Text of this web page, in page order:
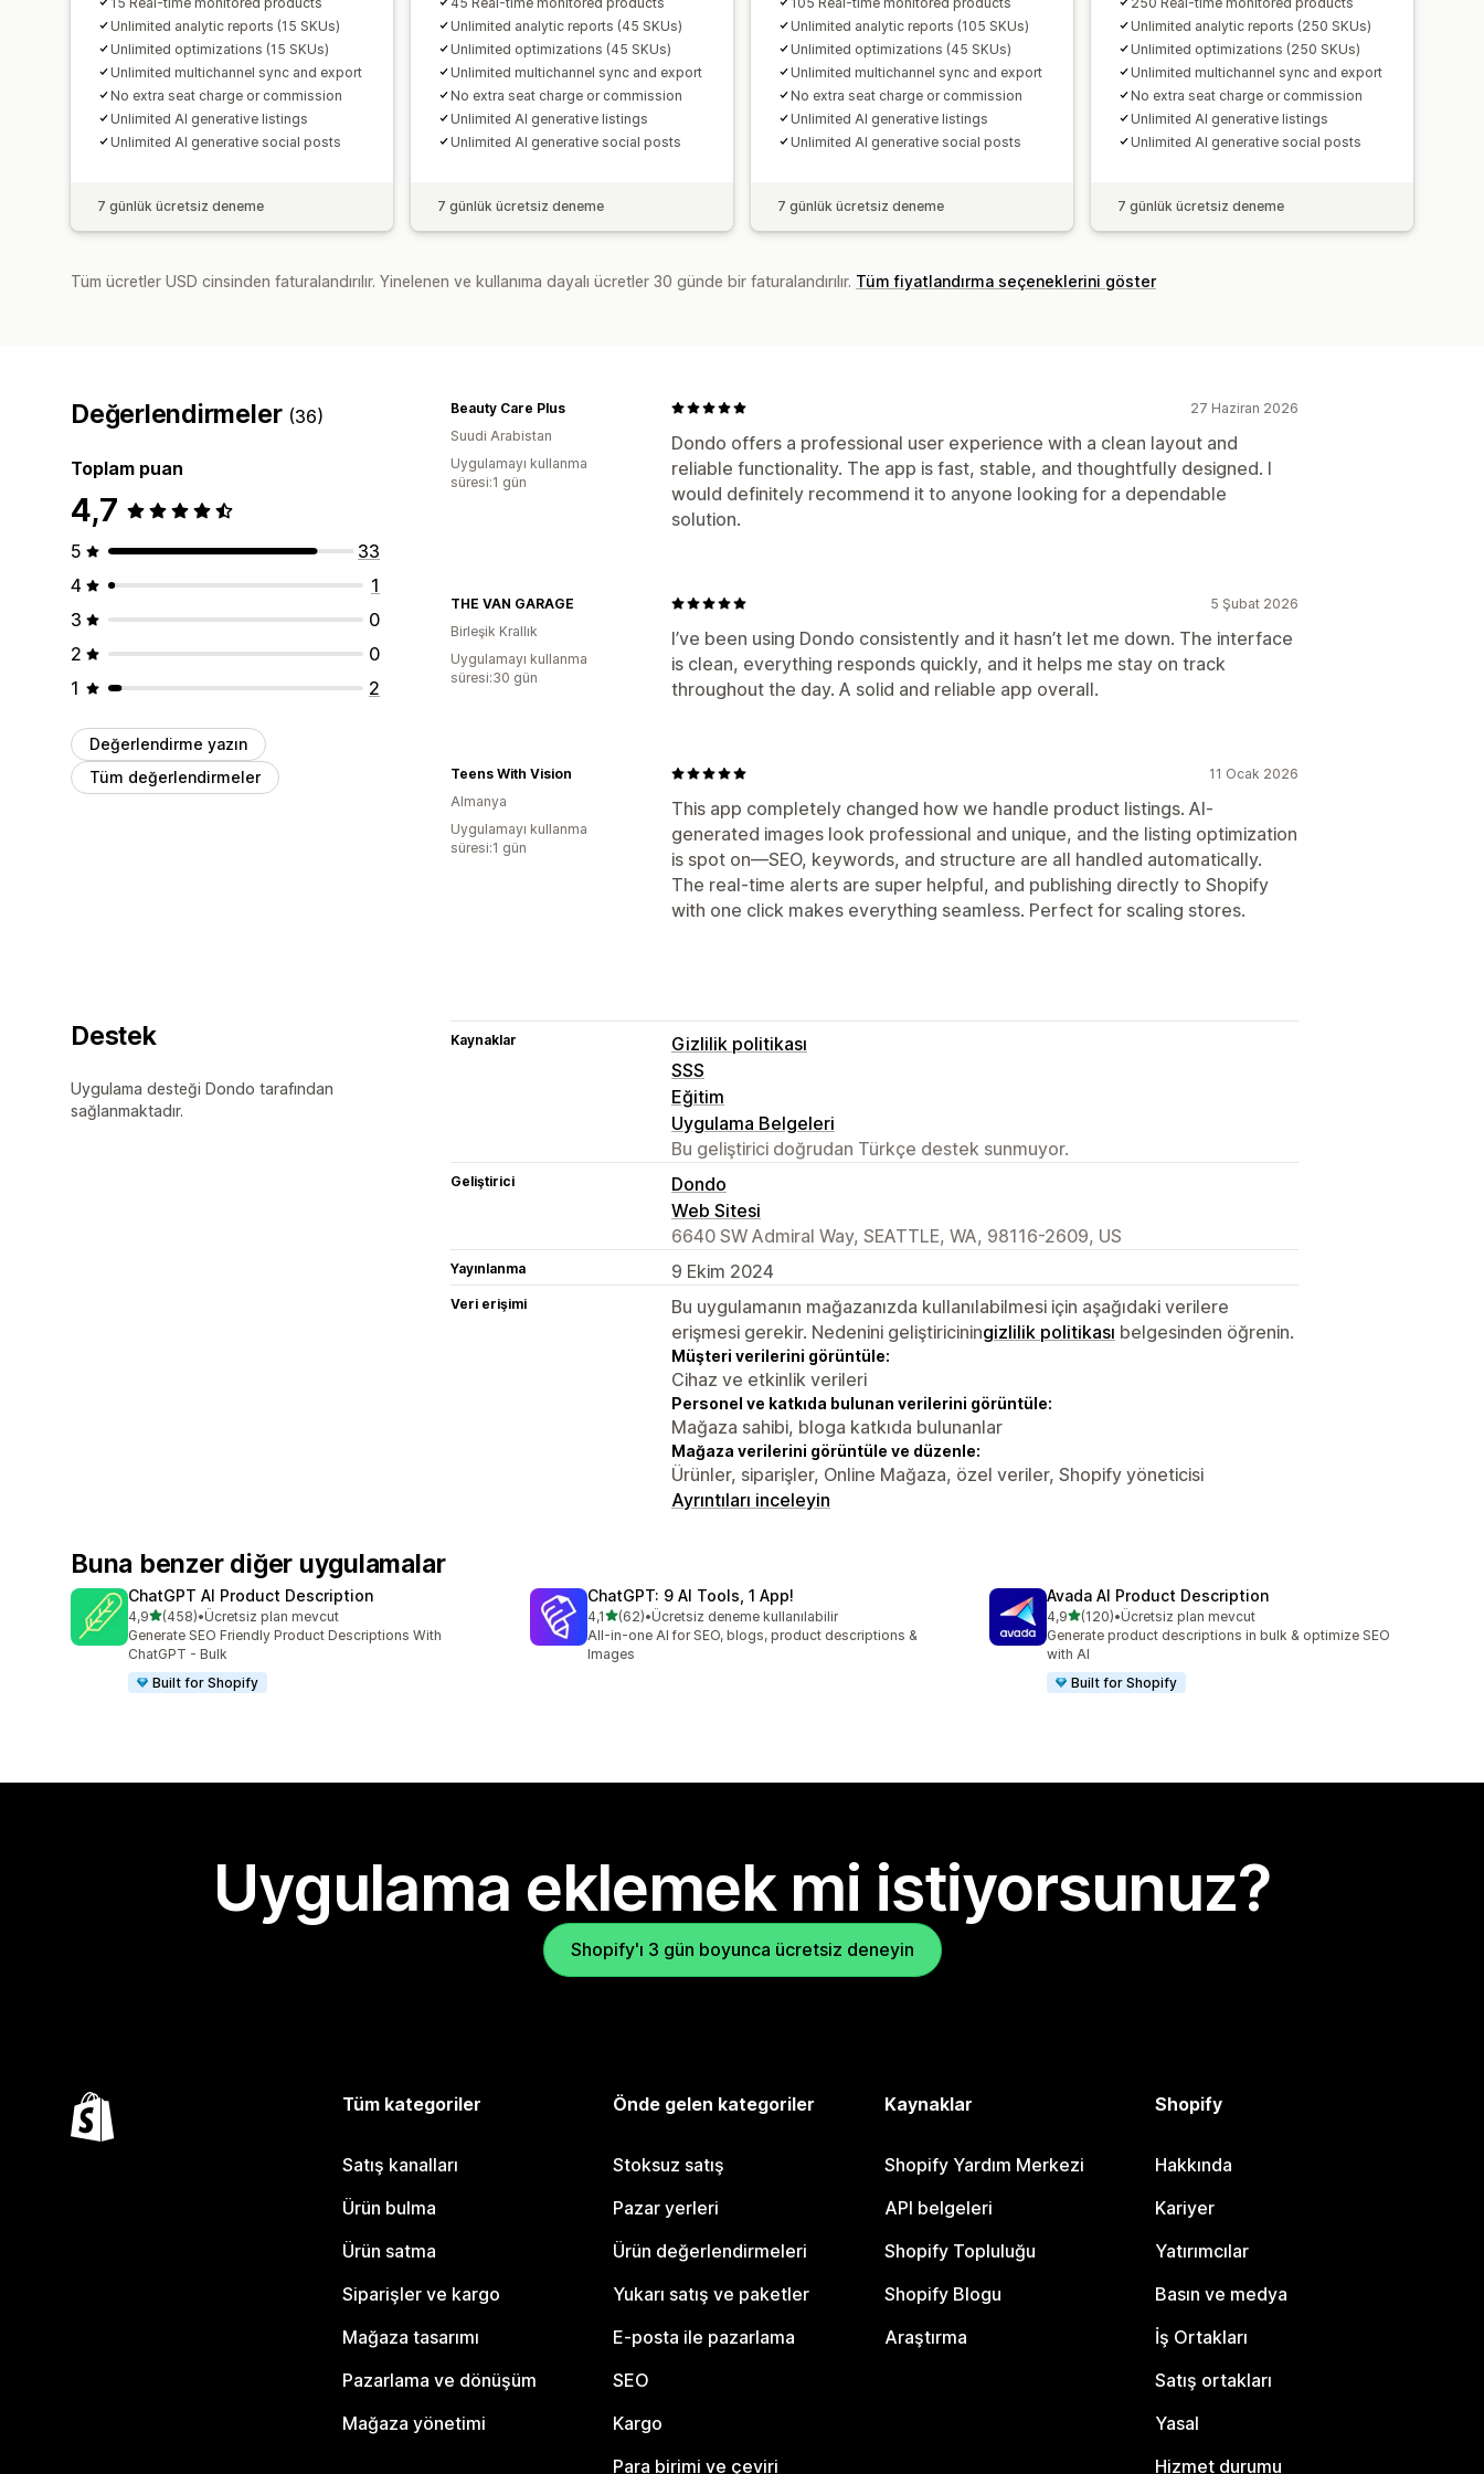
Unlimited analytic reports (15 SKUs)
Unlimited optimizations (15 SKUs)
Unlimited multichannel sync and export
No extra seat charge or commission
Unlimited AI generative listings
Unlimited AI generative social posts
7 günlük ücretsiz deneme
Unlimited analytic reports (45 SKUs)
Unlimited optimizations (45 SKUs)
Unlimited multichannel sync and export
No extra seat charge or commission
Unlimited AI generative listings
Unlimited AI generative social posts
7 günlük ücretsiz deneme
Unlimited analytic reports (105 SKUs)
Unlimited optimizations (45 SKUs)
Unlimited multichannel sync and export
No extra seat charge or commission
Unlimited AI generative listings
Unlimited AI generative social posts
7 günlük ücretsiz deneme
Unlimited analytic reports (250 SKUs)
Unlimited optimizations (250 SKUs)
Unlimited multichannel sync and export
No extra seat charge or commission
Unlimited AI generative listings
Unlimited AI generative social posts
7 günlük ücretsiz deneme
Tüm ücretler USD cinsinden faturalandırılır. Yinelenen ve kullanıma dayalı ücretler 30 günde bir faturalandırılır. Tüm fiyatlandırma seçeneklerini göster
Değerlendirmeler (36)
Toplam puan
4,7
5
33
4
1
3
0
2
0
1
2
Değerlendirme yazın
Tüm değerlendirmeler
27 Haziran 2026
Dondo offers a professional user experience with a clean layout and
reliable functionality. The app is fast, stable, and thoughtfully designed. I
would definitely recommend it to anyone looking for a dependable
solution.
Beauty Care Plus
Suudi Arabistan
Uygulamayı kullanma
süresi:1 gün
5 Şubat 2026
I’ve been using Dondo consistently and it hasn’t let me down. The interface
is clean, everything responds quickly, and it helps me stay on track
throughout the day. A solid and reliable app overall.
THE VAN GARAGE
Birleşik Krallık
Uygulamayı kullanma
süresi:30 gün
11 Ocak 2026
This app completely changed how we handle product listings. AI-
generated images look professional and unique, and the listing optimization
is spot on—SEO, keywords, and structure are all handled automatically.
The real-time alerts are super helpful, and publishing directly to Shopify
with one click makes everything seamless. Perfect for scaling stores.
Teens With Vision
Almanya
Uygulamayı kullanma
süresi:1 gün
Destek
Uygulama desteği Dondo tarafından
sağlanmaktadır.
Kaynaklar
Gizlilik politikası
SSS
Eğitim
Uygulama Belgeleri
Bu geliştirici doğrudan Türkçe destek sunmuyor.
Geliştirici
Dondo
Web Sitesi
6640 SW Admiral Way, SEATTLE, WA, 98116-2609, US
Yayınlanma 9 Ekim 2024
Veri erişimi
Bu uygulamanın mağazanızda kullanılabilmesi için aşağıdaki verilere
erişmesi gerekir. Nedenini geliştiriciningizlilik politikası belgesinden öğrenin.
Müşteri verilerini görüntüle:
Cihaz ve etkinlik verileri
Personel ve katkıda bulunan verilerini görüntüle:
Mağaza sahibi, bloga katkıda bulunanlar
Mağaza verilerini görüntüle ve düzenle:
Ürünler, siparişler, Online Mağaza, özel veriler, Shopify yöneticisi
Ayrıntıları inceleyin
Buna benzer diğer uygulamalar
ChatGPT AI Product Description
4,95 yıldız üzerinden
(458)
toplam 458 değerlendirme
•Ücretsiz plan mevcut
Generate SEO Friendly Product Descriptions With
ChatGPT - Bulk
Built for Shopify
ChatGPT: 9 AI Tools, 1 App!
4,15 yıldız üzerinden
(62)
toplam 62 değerlendirme
•Ücretsiz deneme kullanılabilir
All-in-one AI for SEO, blogs, product descriptions &
Images
Avada AI Product Description
4,95 yıldız üzerinden
(120)
toplam 120 değerlendirme
•Ücretsiz plan mevcut
Generate product descriptions in bulk & optimize SEO
with AI
Built for Shopify
Uygulama eklemek mi istiyorsunuz?
Shopify'ı 3 gün boyunca ücretsiz deneyin
Tüm kategoriler
Satış kanalları
Ürün bulma
Ürün satma
Siparişler ve kargo
Mağaza tasarımı
Pazarlama ve dönüşüm
Mağaza yönetimi
Önde gelen kategoriler
Stoksuz satış
Pazar yerleri
Ürün değerlendirmeleri
Yukarı satış ve paketler
E-posta ile pazarlama
SEO
Kargo
Para birimi ve çeviri
Kaynaklar
Shopify Yardım Merkezi
API belgeleri
Shopify Topluluğu
Shopify Blogu
Araştırma
Shopify
Hakkında
Kariyer
Yatırımcılar
Basın ve medya
İş Ortakları
Satış ortakları
Yasal
Hizmet durumu